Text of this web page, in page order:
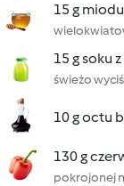
15 g miodu
15 g soku
świeżo
10 g octu
130 g
pokrojonej